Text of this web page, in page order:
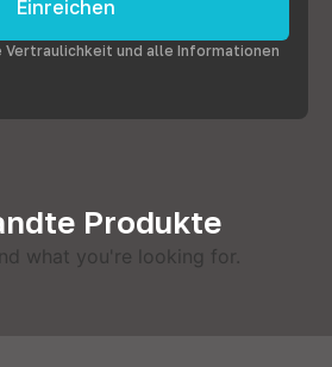
Einreichen
Vertraulichkeit und alle Informationen
Produkte
what you're looking for .